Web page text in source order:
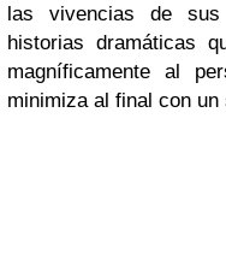
las vivencias de
historias dramáticas
magníficamente al
minimiza al final con un